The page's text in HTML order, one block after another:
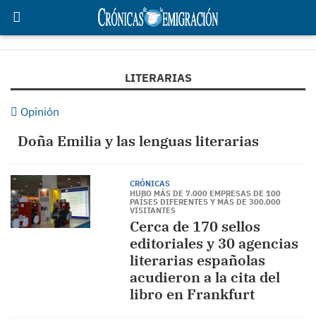
LITERARIAS
Opinión
Doña Emilia y las lenguas literarias
CRÓNICAS
HUBO MÁS DE 7.000 EMPRESAS DE 100
PAÍSES DIFERENTES Y MÁS DE 300.000
VISITANTES
Cerca de 170 sellos
editoriales y 30 agencias
literarias españolas
acudieron a la cita del
libro en Frankfurt